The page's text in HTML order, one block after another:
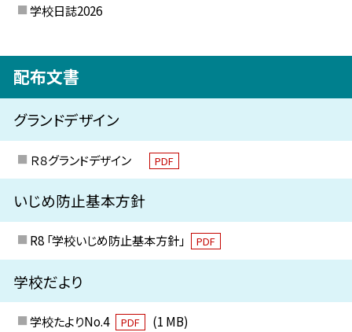
学校日誌2026
配布文書
グランドデザイン
Ｒ８グランドデザイン PDF
いじめ防止基本方針
R8 「学校いじめ防止基本方針」 PDF
学校だより
学校たよりNo.4 PDF
(1 MB)